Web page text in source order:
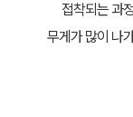
접착되는 과
무게가 많이 나